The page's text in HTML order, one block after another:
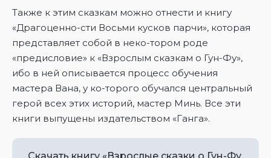
Также к этим сказкам можно отнести и книгу
«Драгоценно-сти Восьми кусков парчи», которая
представляет собой в неко-тором роде
«предисловие» к «Взрослым сказкам о Гун-Фу»,
ибо в ней описывается процесс обучения
мастера Вана, у ко-торого обучался центральный
герой всех этих историй, мастер Минь. Все эти
книги выпущены издательством «Ганга».